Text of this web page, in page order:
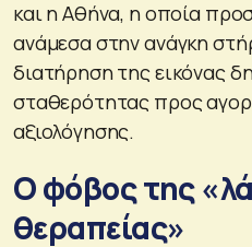
και η Αθήνα, η οποία
ανάμεσα στην ανάγκη
διατήρηση της εικόνας
σταθερότητας προς
αξιολόγησης.
Ο φόβος της
θεραπείας»